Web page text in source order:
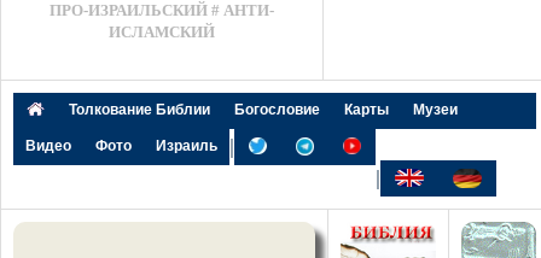
ПРО-ИЗРАИЛЬСКИЙ # АНТИ-
ИСЛАМСКИЙ
Толкование Библии Богословие Карты Музеи
Видео Фото Израиль
|
|